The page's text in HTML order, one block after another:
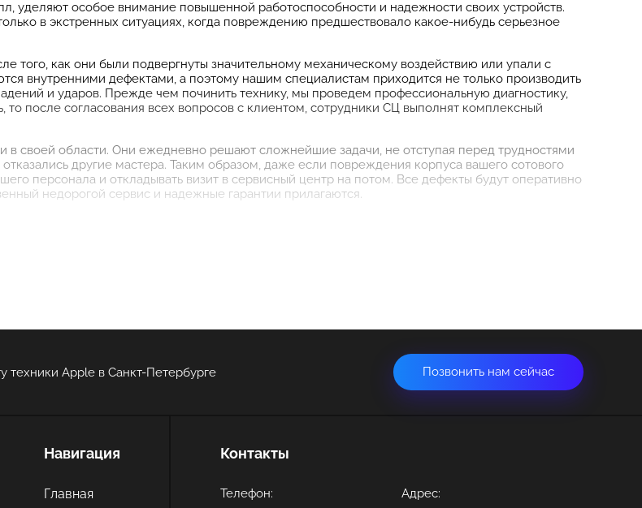
уделяют особое внимание повышенной работоспособности и надежности своих устройств.
в экстренных ситуациях, когда повреждению предшествовало какое-нибудь серьезное
того, как они были подвергнуты значительному механическому воздействию или упали с
внутренними дефектами, а поэтому нашим специалистам приходится не только производить
и ударов. Прежде чем починить технику, мы проведем профессиональную диагностику,
то после согласования всех вопросов с клиентом, сотрудники СЦ выполнят комплексный
своей области. Они ежедневно решают сложнейшие задачи, не отступая перед трудностями
другие мастера. Таким образом, даже если повреждения корпуса вашего сотового
персонала и откладывать визит в сервисный центр на потом. Все дефекты будут оперативно
недорогой сервис и надежные гарантии прилагаются.
техники Apple в Санкт-Петербурге Позвонить нам сейчас
Навигация
Главная
Контакты
Телефон: Адрес: